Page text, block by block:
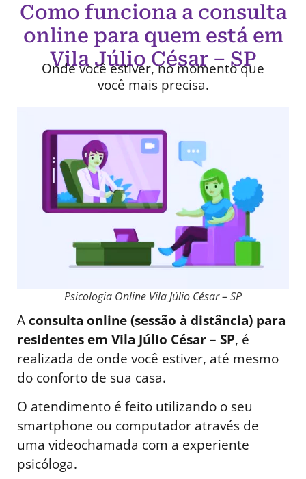
Como funciona a consulta
online para quem está em
Vila Júlio César – SP
Onde você estiver, no momento que
você mais precisa.
Psicologia Online Vila Júlio César – SP
Aconsulta online (sessão à distância) para
residentes em Vila Júlio César – SP, é
realizada de onde você estiver, até mesmo
do conforto de sua casa.
O atendimento é feito utilizando o seu
smartphone ou computador através de
uma videochamada com a experiente
psicóloga.